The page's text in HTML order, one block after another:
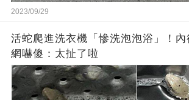
2023/09/29
活蛇爬進洗衣機「慘洗泡泡浴」！內
網嚇傻：太扯了啦